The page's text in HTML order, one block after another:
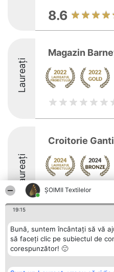
ȘOIMII Textilelor
19:15
Bună, suntem încântați să vă
să faceți clic pe subiectul de
corespunzător! 🙂
8.6
Laureați
Magazin
Laureați
Croitorie
8.5
Organizator Ranking
BRIGHT SOLUTIONS BR SRL
Aleea Timisul De Sus 2 Bl. A30
Sc. A Et. 4 Ap. 13 Cod 061952
Lista